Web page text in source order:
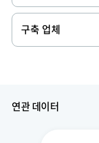
구축 업체
연관 데이터